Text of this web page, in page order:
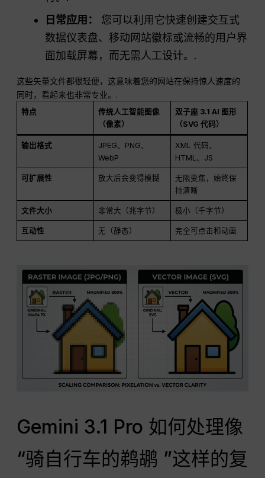
日常应用：
您可以利用它快速创建交互式
数据仪表盘、移动网站徽标或流畅的用户界
面加载屏幕，而无需人工设计。.
这些矢量文件都很轻便，这意味着您的网站在保持惊人速度的
同时，看起来也非常专业。.
特点
传统人工智能图像
（像素）
双子座 3.1 AI 图形
（SVG 代码）
输出格式
JPEG、PNG、
WebP
XML 代码、
HTML、JS
可扩展性 放大后会变得模糊
无限变焦，始终保
持清晰
文件大小 非常大（兆字节） 极小（千字节）
互动性 无（静态） 完全可点击和动画
Gemini 3.1 Pro 如何处理像
“骑自行车的鹈鹕 ”这样的复